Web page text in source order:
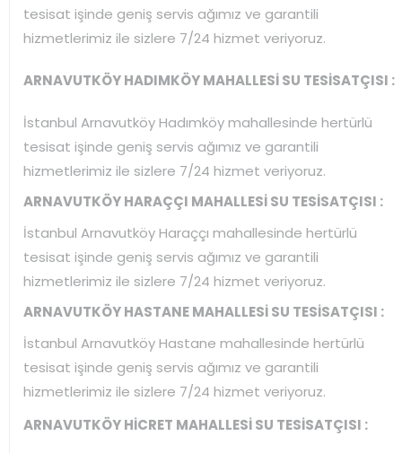
tesisat işinde geniş servis ağımız ve garantili
hizmetlerimiz ile sizlere 7/24 hizmet veriyoruz.
ARNAVUTKÖY HADIMKÖY MAHALLESİ SU TESİSATÇISI :
İstanbul Arnavutköy Hadımköy mahallesinde hertürlü
tesisat işinde geniş servis ağımız ve garantili
hizmetlerimiz ile sizlere 7/24 hizmet veriyoruz.
ARNAVUTKÖY HARAÇÇI MAHALLESİ SU TESİSATÇISI :
İstanbul Arnavutköy Haraççı mahallesinde hertürlü
tesisat işinde geniş servis ağımız ve garantili
hizmetlerimiz ile sizlere 7/24 hizmet veriyoruz.
ARNAVUTKÖY HASTANE MAHALLESİ SU TESİSATÇISI :
İstanbul Arnavutköy Hastane mahallesinde hertürlü
tesisat işinde geniş servis ağımız ve garantili
hizmetlerimiz ile sizlere 7/24 hizmet veriyoruz.
ARNAVUTKÖY HİCRET MAHALLESİ SU TESİSATÇISI :